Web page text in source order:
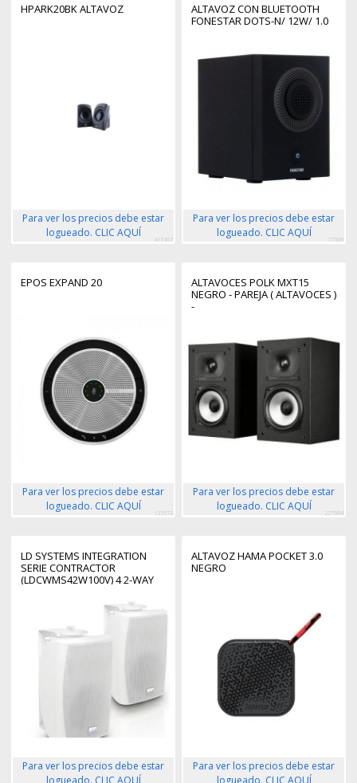
HPARK20BK ALTAVOZ
Para ver los precios debe estar
logueado. CLIC AQUÍ
417457
ALTAVOZ CON BLUETOOTH
FONESTAR DOTS-N/ 12W/ 1.0
Para ver los precios debe estar
logueado. CLIC AQUÍ
77509
EPOS EXPAND 20
Para ver los precios debe estar
logueado. CLIC AQUÍ
122672
ALTAVOCES POLK MXT15
NEGRO - PAREJA ( ALTAVOCES )
-
Para ver los precios debe estar
logueado. CLIC AQUÍ
227994
LD SYSTEMS INTEGRATION
SERIE CONTRACTOR
(LDCWMS42W100V) 4 2-WAY
WHITE (PAIR) WARRANTY 2
Para ver los precios debe estar
logueado. CLIC AQUÍ
ALTAVOZ HAMA POCKET 3.0
NEGRO
Para ver los precios debe estar
logueado. CLIC AQUÍ